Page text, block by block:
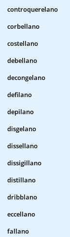
controquerelano
corbellano
costellano
debellano
decongelano
defilano
depilano
disgelano
dissellano
dissigillano
distillano
dribblano
eccellano
fallano